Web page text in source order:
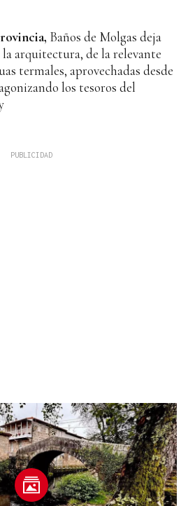
Baños de Molgas deja
arquitectura, de la relevante
termales, aprovechadas desde
los tesoros del